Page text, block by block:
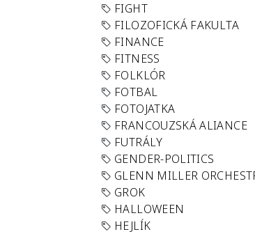
FIGHT
FILOZOFICKÁ FAKULTA
FINANCE
FITNESS
FOLKLÓR
FOTBAL
FOTOJATKA
FRANCOUZSKÁ ALIANCE
FUTRÁLY
GENDER-POLITICS
GLENN MILLER
GROK
HALLOWEEN
HEJLÍK